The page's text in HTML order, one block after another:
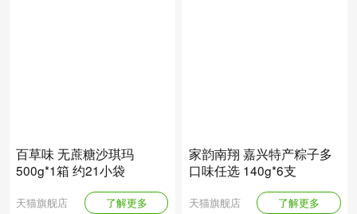
百草味 无蔗糖沙琪玛
500g*1箱 约21小袋
天猫旗舰店 了解更多
家韵南翔 嘉兴特产粽子多
口味任选 140g*6支
天猫旗舰店 了解更多